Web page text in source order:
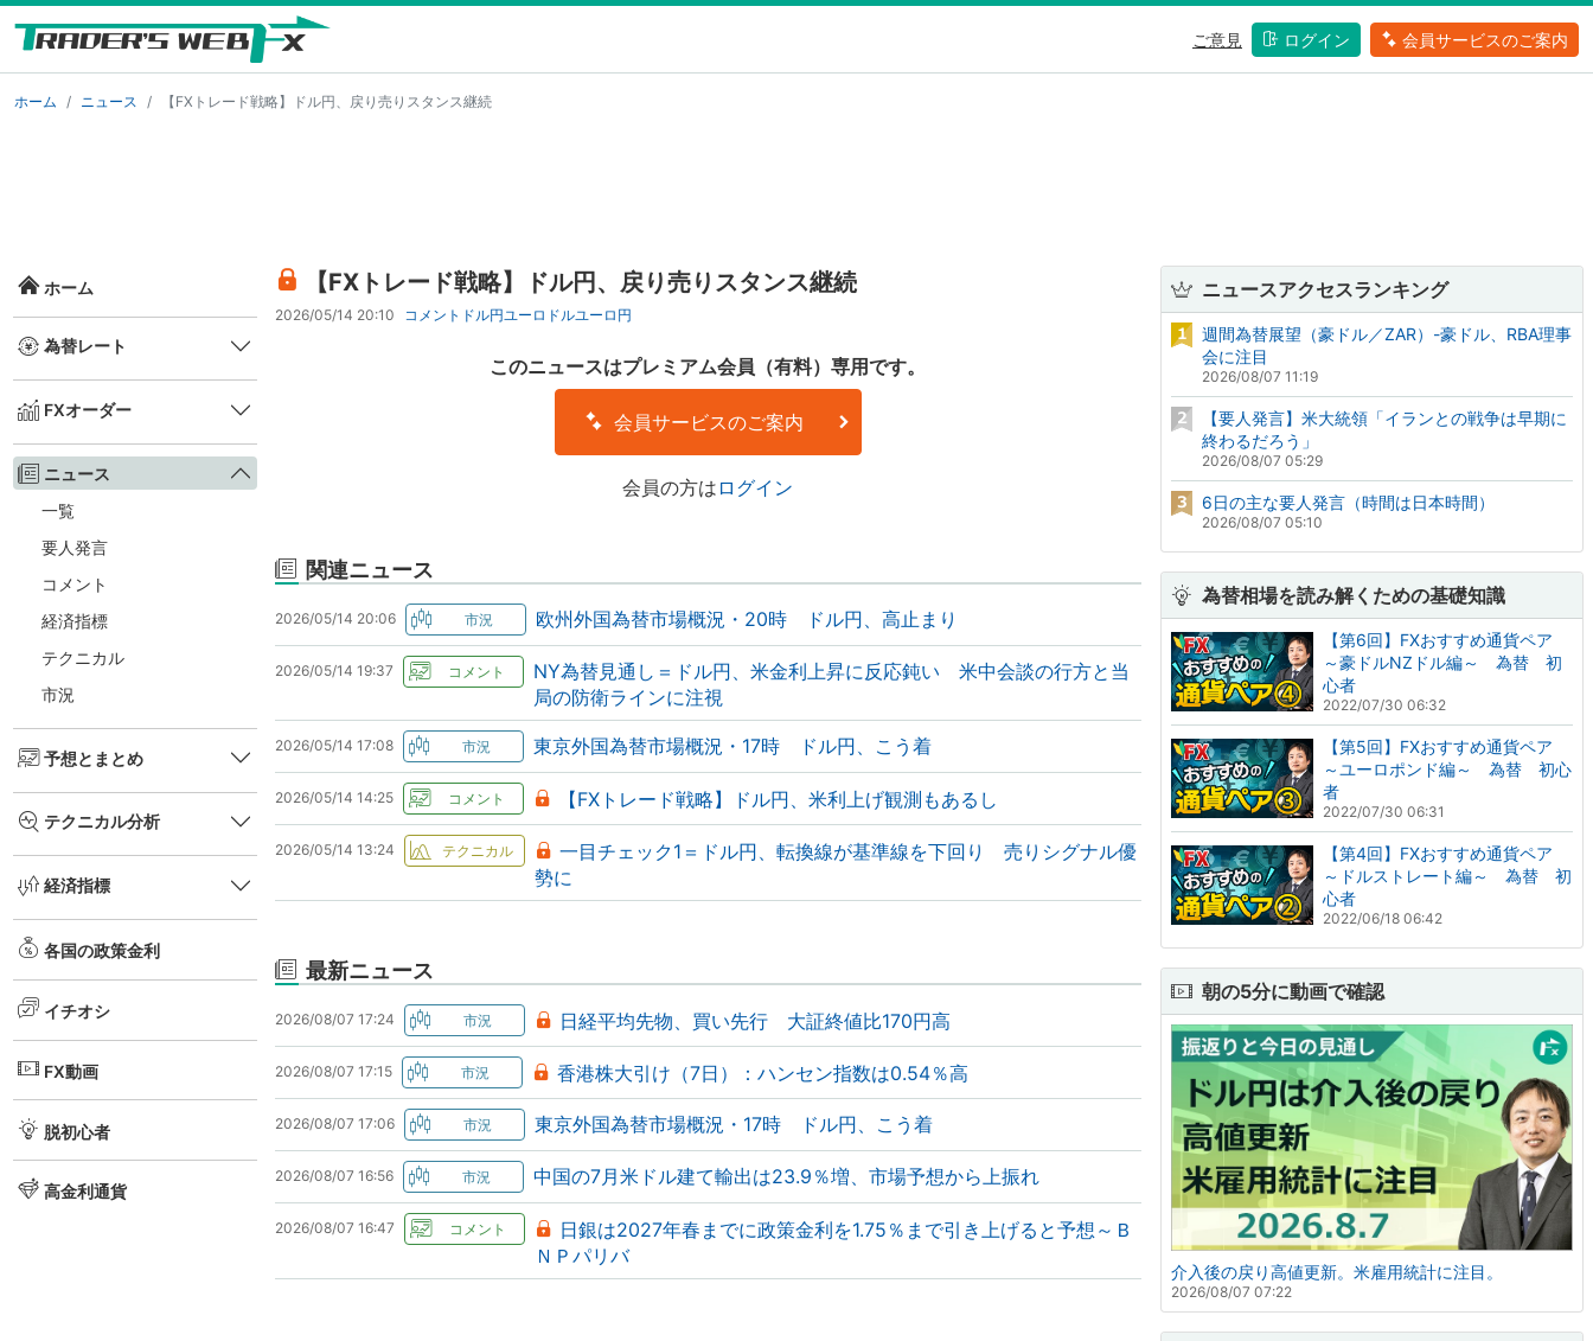
ご意見 ログイン 会員サービスのご案内
ホーム ニュース 【FXトレード戦略】ドル円、戻り売りスタンス継続
ホーム
為替レート
FXオーダー
ニュース
一覧
要人発言
コメント
経済指標
テクニカル
市況
予想とまとめ
テクニカル分析
経済指標
各国の政策金利
イチオシ
FX動画
脱初心者
高金利通貨
【FXトレード戦略】ドル円、戻り売りスタンス継続
2026/05/14 20:10 コメント ドル円ユーロドルユーロ円
このニュースはプレミアム会員（有料）専用です。
会員サービスのご案内
会員の方は ログイン
関連ニュース
2026/05/14 20:06 欧州外国為替市場概況・20時 ドル円、高止まり
2026/05/14 19:37
NY為替見通し＝ドル円、米金利上昇に反応鈍い 米中会談の行方と当
局の防衛ラインに注視
2026/05/14 17:08 東京外国為替市場概況・17時 ドル円、こう着
2026/05/14 14:25 【FXトレード戦略】ドル円、米利上げ観測もあるし
2026/05/14 13:24
一目チェック1＝ドル円、転換線が基準線を下回り 売りシグナル優
勢に
最新ニュース
2026/08/07 17:24 日経平均先物、買い先行 大証終値比170円高
2026/08/07 17:15 香港株大引け（7日）：ハンセン指数は0.54％高
2026/08/07 17:06 東京外国為替市場概況・17時 ドル円、こう着
2026/08/07 16:56 中国の7月米ドル建て輸出は23.9％増、市場予想から上振れ
2026/08/07 16:47
日銀は2027年春までに政策金利を1.75％まで引き上げると予想～Ｂ
ＮＰパリバ
ニュースアクセスランキング
週間為替展望（豪ドル／ZAR）-豪ドル、RBA理事
会に注目
2026/08/07 11:19
【要人発言】米大統領「イランとの戦争は早期に
終わるだろう」
2026/08/07 05:29
6日の主な要人発言（時間は日本時間）
2026/08/07 05:10
為替相場を読み解くための基礎知識
【第6回】FXおすすめ通貨ペア
～豪ドルNZドル編～ 為替 初
心者
2022/07/30 06:32
【第5回】FXおすすめ通貨ペア
～ユーロポンド編～ 為替 初心
者
2022/07/30 06:31
【第4回】FXおすすめ通貨ペア
～ドルストレート編～ 為替 初
心者
2022/06/18 06:42
朝の5分に動画で確認
介入後の戻り高値更新。米雇用統計に注目。
2026/08/07 07:22